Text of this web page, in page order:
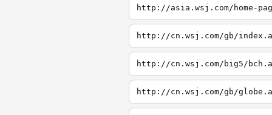
http://asia.wsj.com/home-
http://cn.wsj.com/gb/
http://cn.wsj.com/big5/
http://cn.wsj.com/gb/